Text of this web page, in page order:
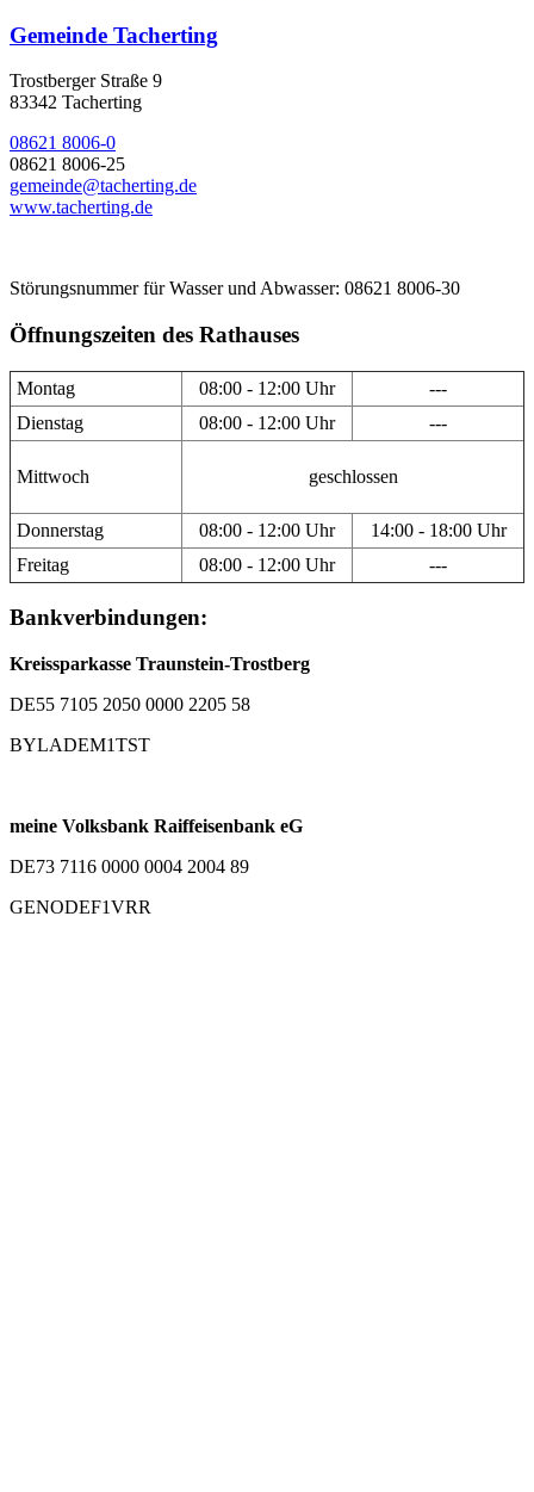
Gemeinde Tacherting
Trostberger Straße 9
83342 Tacherting
08621 8006-0
08621 8006-25
gemeinde@tacherting.de
www.tacherting.de
Störungsnummer für Wasser und Abwasser: 08621 8006-30
Öffnungszeiten des Rathauses
Montag 08:00 - 12:00 Uhr
---
Dienstag
08:00 - 12:00 Uhr ---
Mittwoch geschlossen
Donnerstag 08:00 - 12:00 Uhr
14:00 - 18:00 Uhr
Freitag
08:00 - 12:00 Uhr ---
Bankverbindungen:
Kreissparkasse Traunstein-Trostberg
DE55 7105 2050 0000 2205 58
BYLADEM1TST
meine Volksbank Raiffeisenbank eG
DE73 7116 0000 0004 2004 89
GENODEF1VRR